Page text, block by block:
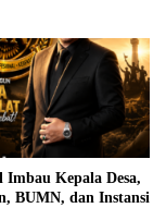
Imbau Kepala Desa,
BUMN, dan Instansi